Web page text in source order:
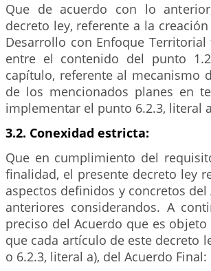
Que de acuerdo con lo
decreto ley, referente a la
Desarrollo con Enfoque
entre el contenido del punto
capítulo, referente al mecanismo
de los mencionados planes en
implementar el punto 6.2.3, literal
3.2. Conexidad estricta:
Que en cumplimiento del
finalidad, el presente decreto ley
aspectos definidos y concretos
anteriores considerandos. A
preciso del Acuerdo que es
que cada artículo de este decreto
o 6.2.3, literal a), del Acuerdo Final: